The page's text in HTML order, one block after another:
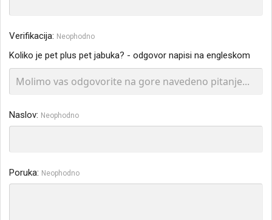
Verifikacija Neophodno
Koliko je pet plus pet jabuka? - odgovor napisi na engleskom
Naslov Neophodno
Poruka Neophodno